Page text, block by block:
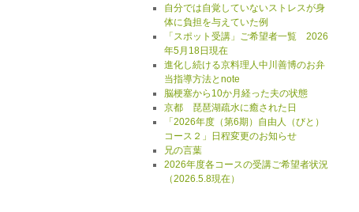
自分では自覚していないストレスが身
体に負担を与えていた例
「スポット受講」ご希望者一覧 2026
年5月18日現在
進化し続ける京料理人中川善博のお弁
当指導方法とnote
脳梗塞から10か月経った夫の状態
京都 琵琶湖疏水に癒された日
「2026年度（第6期）自由人（びと）
コース２」日程変更のお知らせ
兄の言葉
2026年度各コースの受講ご希望者状況
（2026.5.8現在）